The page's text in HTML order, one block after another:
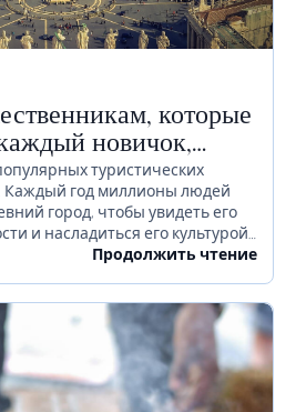
которые
новичок,
в Рим
туристических
Каждый год миллионы людей
город, чтобы увидеть его
и насладиться его культурой.
Рим в ближайшее
Продолжить чтение